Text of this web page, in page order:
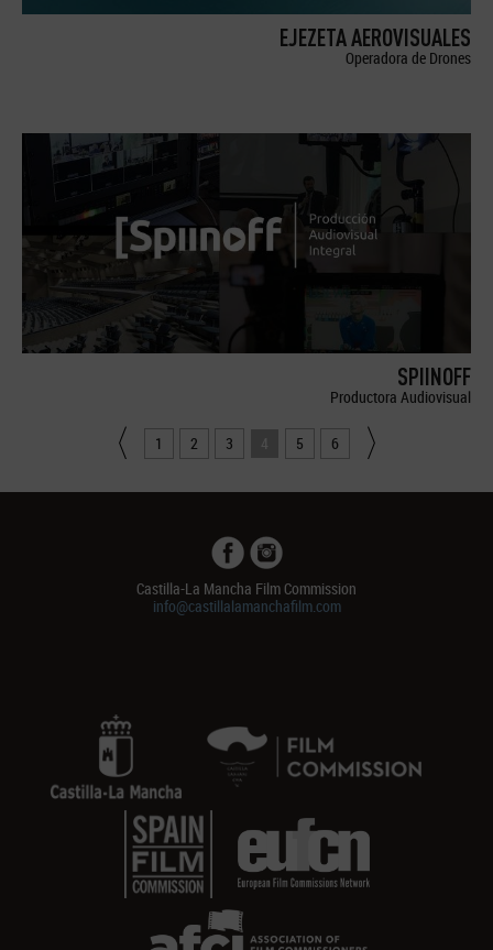
EJEZETA AEROVISUALES
Operadora de Drones
SPIINOFF
Productora Audiovisual
1 2 3 4 5 6
Castilla-La Mancha Film Commission
info@castillalamanchafilm.com